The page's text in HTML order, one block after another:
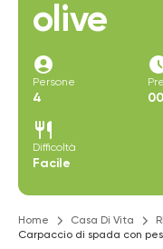
olive
account_circle
Persone
4
restaurant
Difficoltà
Facile
Home Casa Di Vita
Carpaccio di spada con